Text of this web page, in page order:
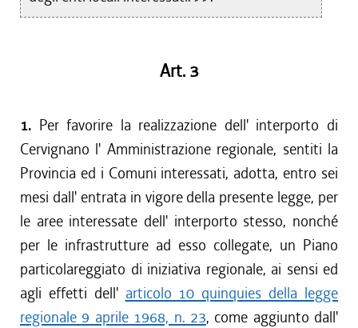
Art. 3
1. Per favorire la realizzazione dell' interporto di
Cervignano l' Amministrazione regionale, sentiti la
Provincia ed i Comuni interessati, adotta, entro sei
mesi dall' entrata in vigore della presente legge, per
le aree interessate dell' interporto stesso, nonché
per le infrastrutture ad esso collegate, un Piano
particolareggiato di iniziativa regionale, ai sensi ed
agli effetti dell' articolo 10 quinquies della legge
regionale 9 aprile 1968, n. 23, come aggiunto dall'